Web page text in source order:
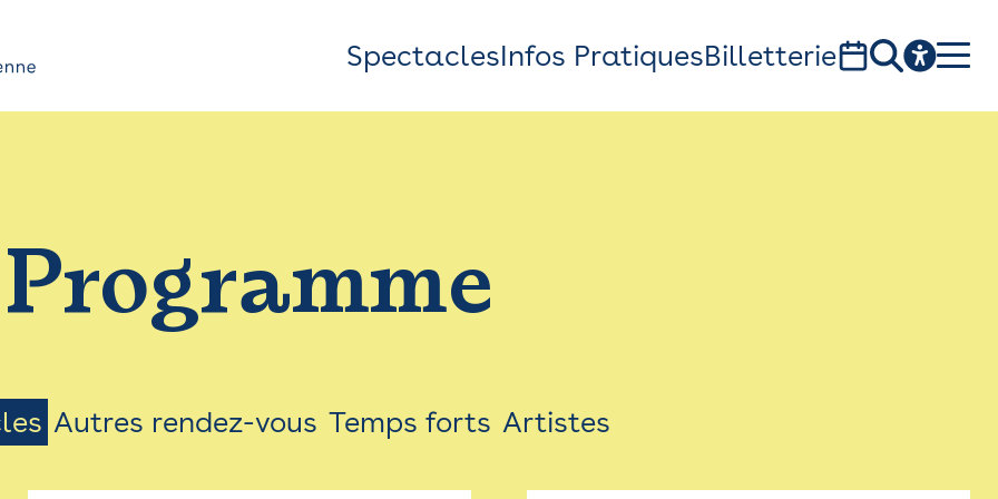
Top
Bar
Menu
SpectaclesInfos PratiquesBilletterie
1, av. du Chateau d'eau - 31300 Toulouse
Programme
Autres rendez-vous Temps forts Artistes